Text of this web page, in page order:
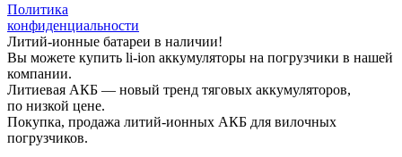
Политика
конфиденциальности
Литий-ионные батареи в наличии!
Вы можете купить li-ion аккумуляторы на погрузчики в нашей
компании.
Литиевая АКБ — новый тренд тяговых аккумуляторов,
по низкой цене.
Покупка, продажа литий-ионных АКБ для вилочных
погрузчиков.